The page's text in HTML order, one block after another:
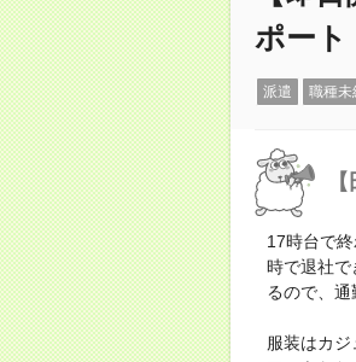
ポート
派遣 職種未
17時台で
時で退社で
るので、通
服装はカ